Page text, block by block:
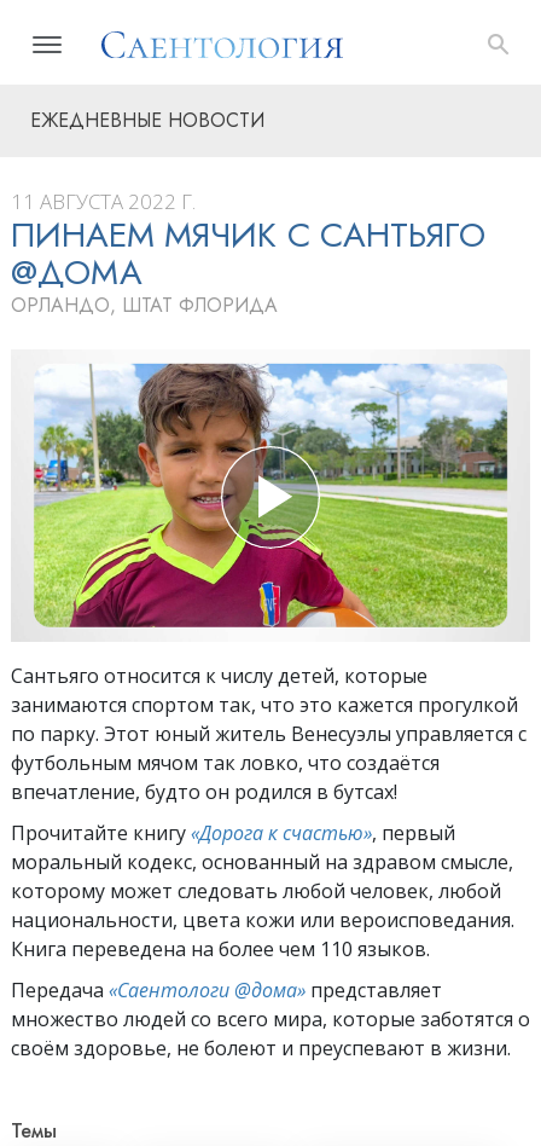
ЕЖЕДНЕВНЫЕ НОВОСТИ
11 АВГУСТА 2022 Г.
ПИНАЕМ МЯЧИК С САНТЬЯГО
@ДОМА
ОРЛАНДО, ШТАТ ФЛОРИДА
Сантьяго относится к числу детей, которые
занимаются спортом так, что это кажется прогулкой
по парку. Этот юный житель Венесуэлы управляется с
футбольным мячом так ловко, что создаётся
впечатление, будто он родился в бутсах!
Прочитайте книгу«Дорога к счастью», первый
моральный кодекс, основанный на здравом смысле,
которому может следовать любой человек, любой
национальности, цвета кожи или вероисповедания.
Книга переведена на более чем 110 языков.
Передача «Саентологи @дома» представляет
множество людей со всего мира, которые заботятся о
своём здоровье, не болеют и преуспевают в жизни.
Темы